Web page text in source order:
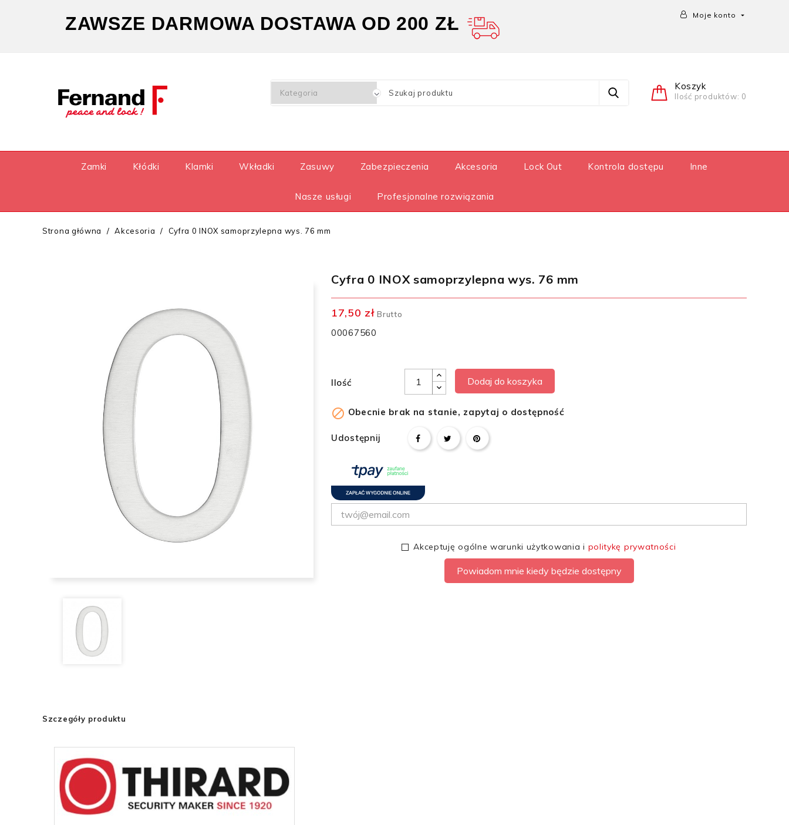
Moje konto 
ZAWSZE DARMOWA DOSTAWA OD 200 ZŁ
Koszyk
Ilość produktów: 0
Zamki Kłódki Klamki Wkładki Zasuwy Zabezpieczenia Akcesoria Lock Out Kontrola dostępu Inne
Nasze usługi Profesjonalne rozwiązania
Strona główna Akcesoria Cyfra 0 INOX samoprzylepna wys. 76 mm
Cyfra 0 INOX samoprzylepna wys. 76 mm
17,50 zł Brutto
00067560
Ilość Dodaj do koszyka
 Obecnie brak na stanie, zapytaj o dostępność
Udostępnij
Akceptuję ogólne warunki użytkowania i politykę prywatności
Powiadom mnie kiedy będzie dostępny
Szczegóły produktu